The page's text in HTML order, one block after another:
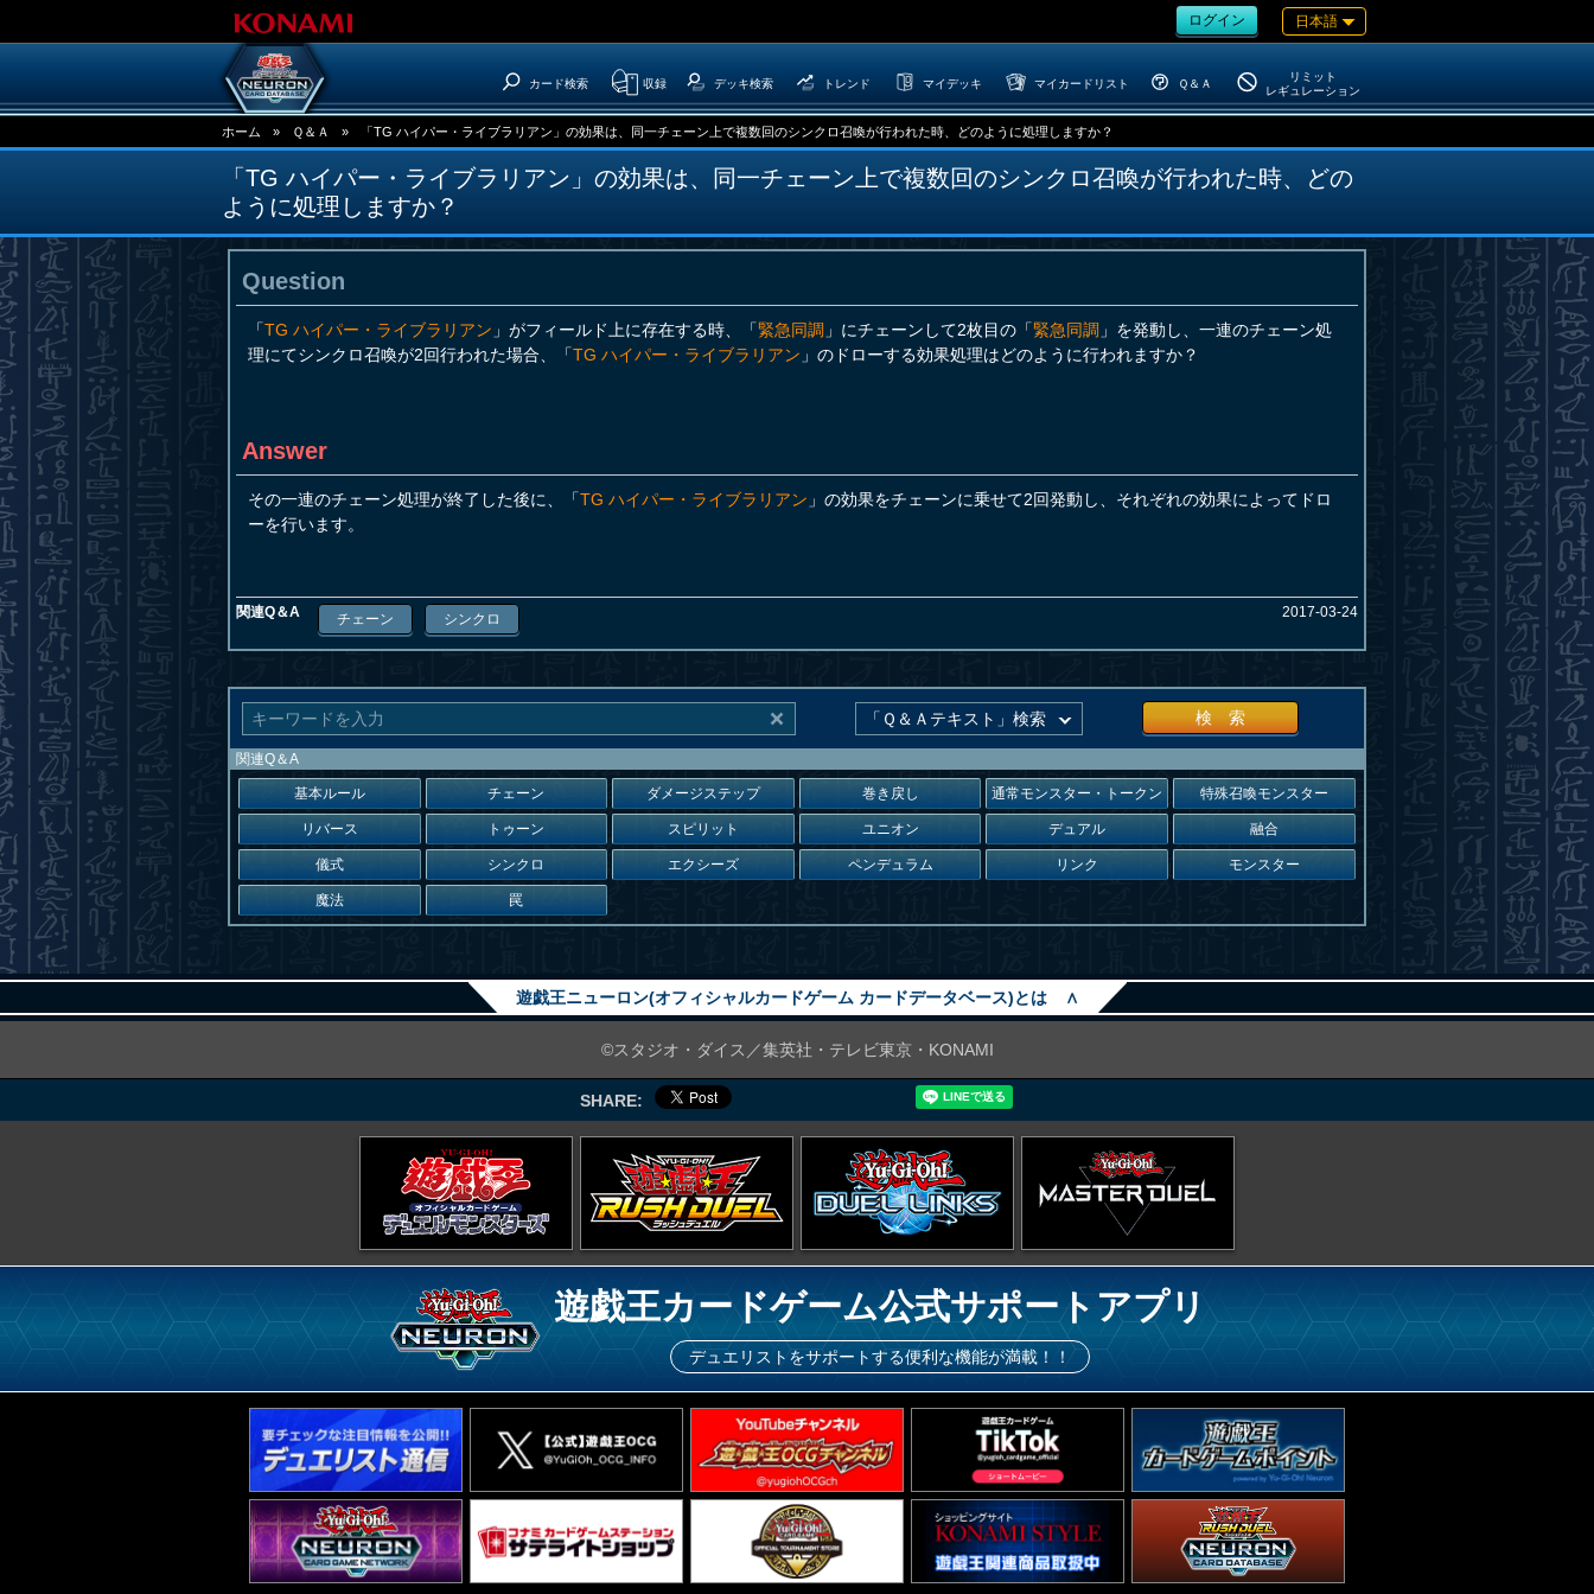
ログイン 日本語
カード検索 収録 デッキ検索 トレンド マイデッキ マイカードリスト Ｑ＆Ａ
リミット
レギュレーション
ホーム » Ｑ＆Ａ » 「TG ハイパー・ライブラリアン」の効果は、同一チェーン上で複数回のシンクロ召喚が行われた時、どのように処理しますか？
「TG ハイパー・ライブラリアン」の効果は、同一チェーン上で複数回のシンクロ召喚が行われた時、どの
ように処理しますか？
Question
「TG ハイパー・ライブラリアン 」がフィールド上に存在する時、「緊急同調 」にチェーンして2枚目の「緊急同調 」を発動し、一連のチェーン処
理にてシンクロ召喚が2回行われた場合、「TG ハイパー・ライブラリアン 」のドローする効果処理はどのように行われますか？
Answer
その一連のチェーン処理が終了した後に、「TG ハイパー・ライブラリアン 」の効果をチェーンに乗せて2回発動し、それぞれの効果によってドロ
ーを行います。
関連Q＆A チェーン シンクロ 2017-03-24
検 索
関連Q＆A
基本ルール チェーン ダメージステップ 巻き戻し 通常モンスター・トークン 特殊召喚モンスター
リバース トゥーン スピリット ユニオン デュアル 融合
儀式 シンクロ エクシーズ ペンデュラム リンク モンスター
魔法 罠
遊戯王ニューロン(オフィシャルカードゲーム カードデータベース)とは ∧
©スタジオ・ダイス／集英社・テレビ東京・KONAMI
SHARE:
遊戯王カードゲーム公式サポートアプリ
デュエリストをサポートする便利な機能が満載！！